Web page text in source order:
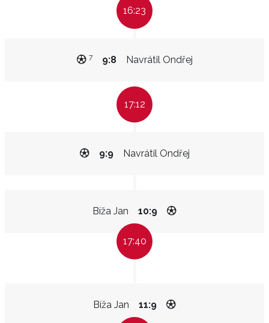
16:23
Navrátil Ondřej
9:8
7
17:12
Navrátil Ondřej
9:9
Bíža Jan 10:9
17:40
Bíža Jan 11:9